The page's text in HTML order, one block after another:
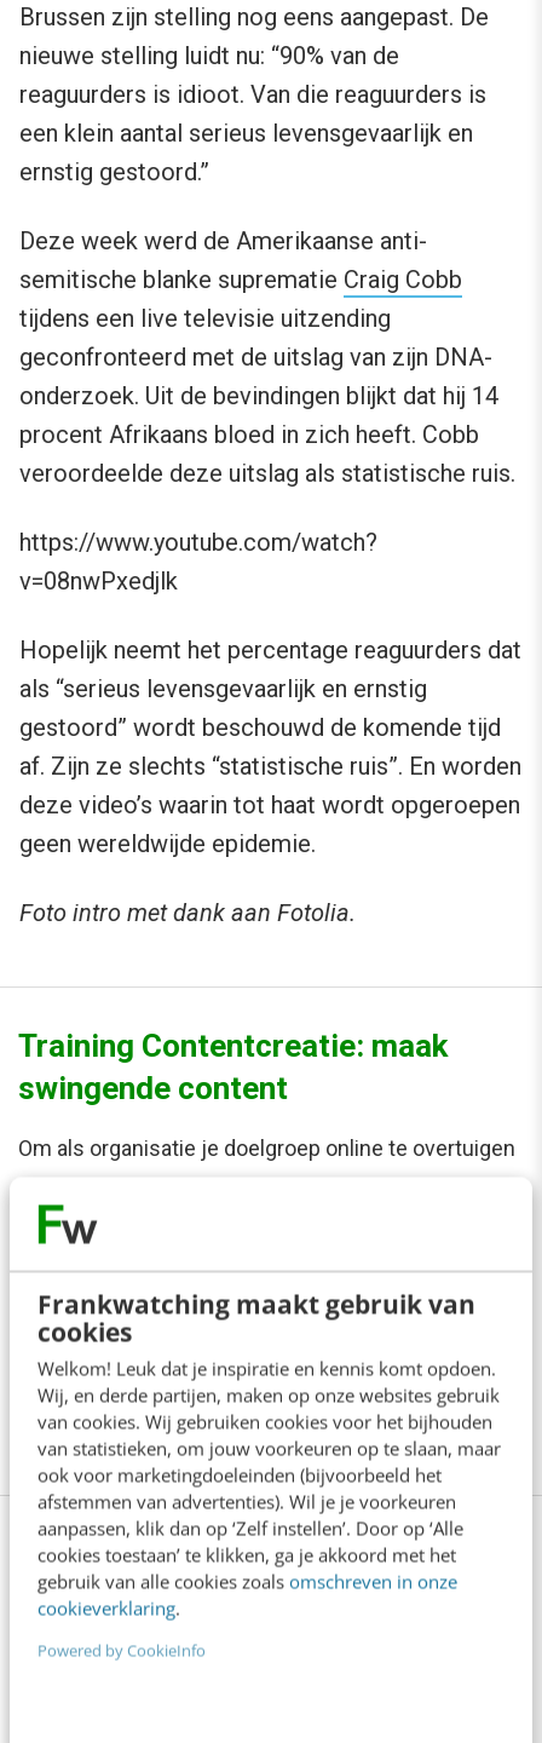
Frankwatching maakt gebruik van
cookies
Welkom! Leuk dat je inspiratie en kennis komt opdoen.
Wij, en derde partijen, maken op onze websites gebruik
van cookies. Wij gebruiken cookies voor het bijhouden
van statistieken, om jouw voorkeuren op te slaan, maar
ook voor marketingdoeleinden (bijvoorbeeld het
afstemmen van advertenties). Wil je je voorkeuren
aanpassen, klik dan op ‘Zelf instellen’. Door op ‘Alle
cookies toestaan’ te klikken, ga je akkoord met het
gebruik van alle cookies zoals omschreven in onze
cookieverklaring.
Powered by CookieInfo
Brussen zijn stelling nog eens aangepast. De
nieuwe stelling luidt nu: “90% van de
reaguurders is idioot. Van die reaguurders is
een klein aantal serieus levensgevaarlijk en
ernstig gestoord.”
Deze week werd de Amerikaanse anti-
semitische blanke suprematie Craig Cobb
tijdens een live televisie uitzending
geconfronteerd met de uitslag van zijn DNA-
onderzoek. Uit de bevindingen blijkt dat hij 14
procent Afrikaans bloed in zich heeft. Cobb
veroordeelde deze uitslag als statistische ruis.
https://www.youtube.com/watch?
v=08nwPxedjlk
Hopelijk neemt het percentage reaguurders dat
als “serieus levensgevaarlijk en ernstig
gestoord” wordt beschouwd de komende tijd
af. Zijn ze slechts “statistische ruis”. En worden
deze video’s waarin tot haat wordt opgeroepen
geen wereldwijde epidemie.
Foto intro met dank aan Fotolia.
Training Contentcreatie: maak
swingende content
Om als organisatie je doelgroep online te overtuigen
en verrast. Hoe staat het met jouw boodschap? Kan
die wel een boost gebruiken? Vincent Mirck leert je
in de training Contentcreatie hoe op een effectieve
vertellen en gaat samen met jou aan de slag met de
7 gouden regels van rake verhalen. Meer weten?
Anderen lezen ook